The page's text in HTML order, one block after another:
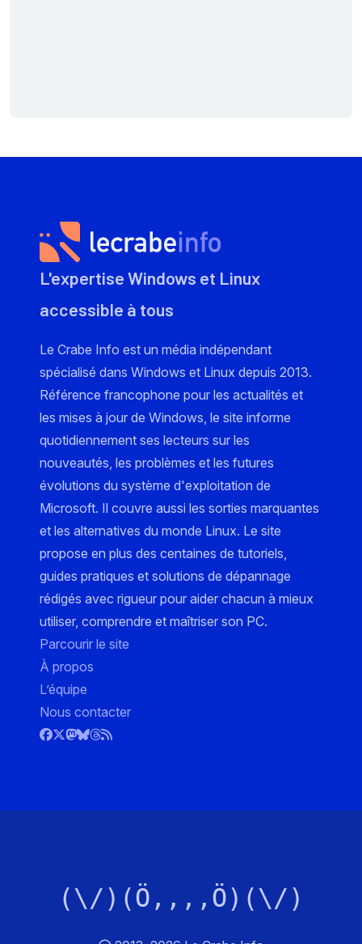
L'expertise Windows et Linux
accessible à tous
Le Crabe Info est un média indépendant
spécialisé dans Windows et Linux depuis 2013.
Référence francophone pour les actualités et
les mises à jour de Windows, le site informe
quotidiennement ses lecteurs sur les
nouveautés, les problèmes et les futures
évolutions du système d'exploitation de
Microsoft. Il couvre aussi les sorties marquantes
et les alternatives du monde Linux. Le site
propose en plus des centaines de tutoriels,
guides pratiques et solutions de dépannage
rédigés avec rigueur pour aider chacun à mieux
utiliser, comprendre et maîtriser son PC.
Parcourir le site
À propos
L’équipe
Nous contacter
(\/)(Ö,,,,Ö)(\/)